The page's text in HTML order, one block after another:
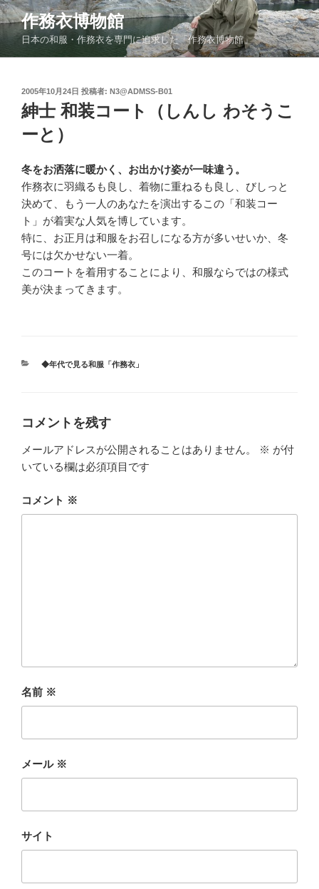
コ
ン
テ
ン
作務衣博物館
日本の和服・作務衣を専門に追求した「作務衣博物館」
投
稿
日:
2005年10月24日 投稿者: N3@ADMSS-B01
紳士 和装コート（しんし わそうこ
ーと）
冬をお洒落に暖かく、お出かけ姿が一味違う。
作務衣に羽織るも良し、着物に重ねるも良し、びしっと
決めて、もう一人のあなたを演出するこの「和装コー
ト」が着実な人気を博しています。
特に、お正月は和服をお召しになる方が多いせいか、冬
号には欠かせない一着。
このコートを着用することにより、和服ならではの様式
美が決まってきます。
カ
◆年代で見る和服「作務衣」
コメントを残す
メールアドレスが公開されることはありません。 ※ が付
いている欄は必須項目です
コメント ※
名前 ※
メール ※
サイト